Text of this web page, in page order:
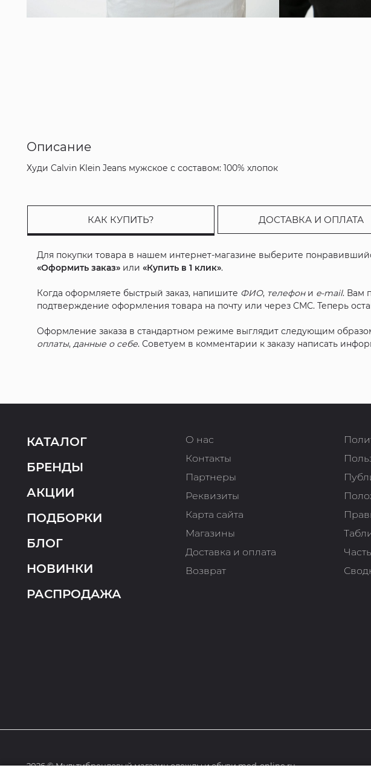
Описание
Худи Calvin Klein Jeans мужское с составом: 100% хлопок
КАК КУПИТЬ? ДОСТАВКА И ОПЛАТА
Для покупки товара в нашем интернет-магазине выберите
«Оформить заказ» или«Купить в 1 клик».
Когда оформляете быстрый заказ, напишите ФИО, телефони e-mail. Вам
подтверждение оформления товара на почту или через СМС. Теперь
Оформление заказа в стандартном режиме выглядит следующим
оплаты,данные о себе. Советуем в комментарии к заказу написать
КАТАЛОГ
БРЕНДЫ
АКЦИИ
ПОДБОРКИ
БЛОГ
НОВИНКИ
РАСПРОДАЖА
О нас
Контакты
Партнеры
Реквизиты
Карта сайта
Магазины
Доставка и оплата
Возврат
2026 © Мультибрендовый магазин одежды и обуви med-online.ru